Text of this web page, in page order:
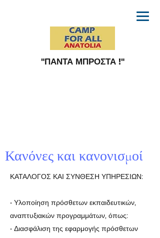
"ΠΑΝΤΑ ΜΠΡΟΣΤΑ !"
Κανόνες και κανονισμοί
ΚΑΤΑΛΟΓΟΣ ΚΑΙ ΣΥΝΘΕΣΗ ΥΠΗΡΕΣΙΩΝ:
• Υλοποίηση πρόσθετων εκπαιδευτικών,
αναπτυξιακών προγραμμάτων, όπως:
• Διασφάλιση της εφαρμογής πρόσθετων